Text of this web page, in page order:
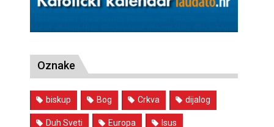
Oznake
biskup Bog Crkva dijalog
Duh Sveti Europa Isus